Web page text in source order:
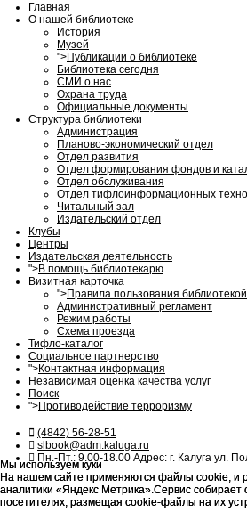
Мы используем куки
На нашем сайте применяются файлы cookie, и
аналитики «Яндекс Метрика».Сервис
посетителях, размещая cookie-файлы на их
Главная
О нашей библиотеке
История
Музей
">Публикации о библиотеке
Библиотека сегодня
СМИ о нас
Охрана труда
Официальные документы
Структура библиотеки
Администрация
Планово-экономический отдел
Отдел развития
Отдел формирования фондов и
Отдел обслуживания
Отдел тифлоинформационных
Читальный зал
Издательский отдел
Клубы
Центры
Издательская деятельность
">В помощь библиотекарю
Визитная карточка
">Правила пользования библиотекой
Административный регламент
Режим работы
Схема проезда
Тифло-каталог
Социальное партнерство
">Контактная информация
Независимая оценка качества услуг
Поиск
">Противодействие терроризму
(4842) 56-28-51
slbook@adm.kaluga.ru
Пн.-Пт.: 9.00-18.00 Адрес: г. Калуга ул.
Мы используем куки
На нашем сайте применяются файлы cookie, и
аналитики «Яндекс Метрика».Сервис
посетителях, размещая cookie-файлы на их